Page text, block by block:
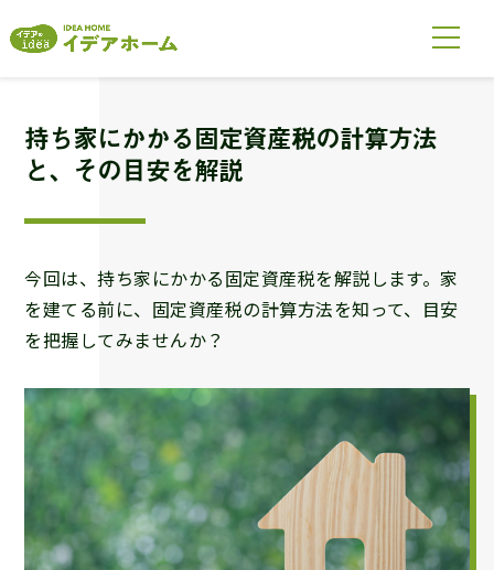
持ち家にかかる固定資産税の計算方法
と、その目安を解説
今回は、持ち家にかかる固定資産税を解説します。家
を建てる前に、固定資産税の計算方法を知って、目安
を把握してみませんか？